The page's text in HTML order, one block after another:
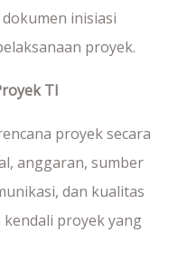
inisiasi
proyek.
TI
proyek secara
anggaran, sumber
dan kualitas
proyek yang